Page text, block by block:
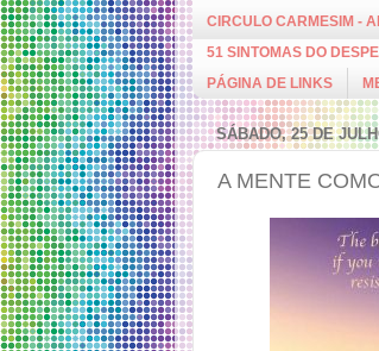
CIRCULO CARMESIM -
51 SINTOMAS DO
PÁGINA DE LINKS
SÁBADO, 25 DE
A MENTE